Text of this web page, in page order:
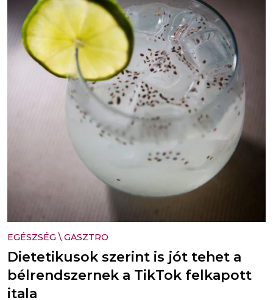
EGÉSZSÉG \ GASZTRO
Dietetikusok szerint is jót tehet a
bélrendszernek a TikTok felkapott
itala